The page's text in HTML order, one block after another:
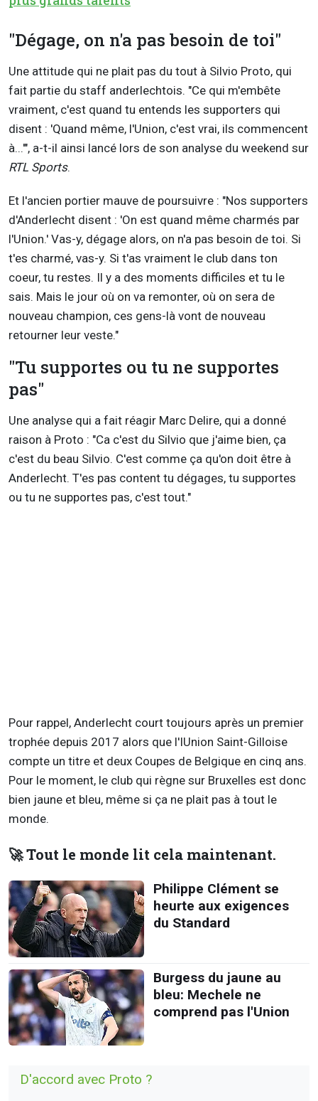
"Dégage, on n'a pas besoin de toi"
Une attitude qui ne plait pas du tout à Silvio Proto, qui
fait partie du staff anderlechtois. "Ce qui m'embête
vraiment, c'est quand tu entends les supporters qui
disent : 'Quand même, l'Union, c'est vrai, ils commencent
à...'", a-t-il ainsi lancé lors de son analyse du weekend sur
RTL Sports.
Et l'ancien portier mauve de poursuivre : "Nos supporters
d'Anderlecht disent : 'On est quand même charmés par
l'Union.' Vas-y, dégage alors, on n'a pas besoin de toi. Si
t'es charmé, vas-y. Si t'as vraiment le club dans ton
coeur, tu restes. Il y a des moments difficiles et tu le
sais. Mais le jour où on va remonter, où on sera de
nouveau champion, ces gens-là vont de nouveau
retourner leur veste."
"Tu supportes ou tu ne supportes
pas"
Une analyse qui a fait réagir Marc Delire, qui a donné
raison à Proto : "Ca c'est du Silvio que j'aime bien, ça
c'est du beau Silvio. C'est comme ça qu'on doit être à
Anderlecht. T'es pas content tu dégages, tu supportes
ou tu ne supportes pas, c'est tout."
Pour rappel, Anderlecht court toujours après un premier
trophée depuis 2017 alors que l'IUnion Saint-Gilloise
compte un titre et deux Coupes de Belgique en cinq ans.
Pour le moment, le club qui règne sur Bruxelles est donc
bien jaune et bleu, même si ça ne plait pas à tout le
monde.
🚀 Tout le monde lit cela maintenant.
Philippe Clément se
heurte aux exigences
du Standard
Burgess du jaune au
bleu: Mechele ne
comprend pas l'Union
D'accord avec Proto ?